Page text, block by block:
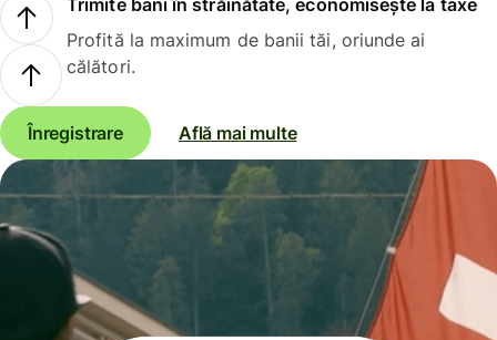
Trimite bani în străinătate, economisește la taxe
Profită la maximum de banii tăi, oriunde ai
călători.
Înregistrare Află mai multe